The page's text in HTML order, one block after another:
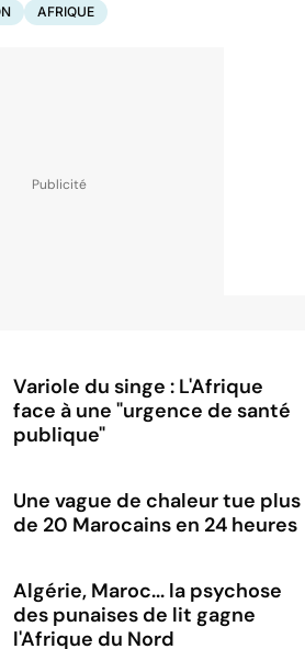
AFRIQUE
Variole du singe : L'Afrique
face à une "urgence de santé
publique"
Une vague de chaleur tue plus
de 20 Marocains en 24 heures
Algérie, Maroc... la psychose
des punaises de lit gagne
l'Afrique du Nord